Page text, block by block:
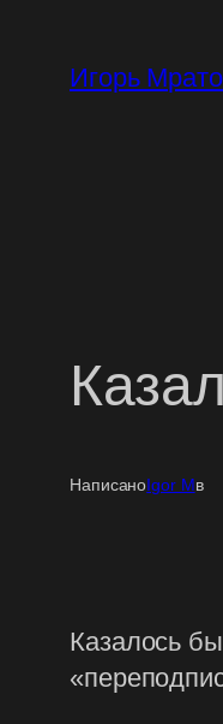
содержимому
Игорь
НаписаноIgor Mв
Казалось